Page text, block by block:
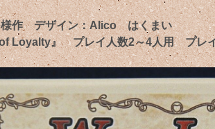
様作 デザイン：Alico はくまい
Loyalty』 プレイ人数2～4人用 プレ